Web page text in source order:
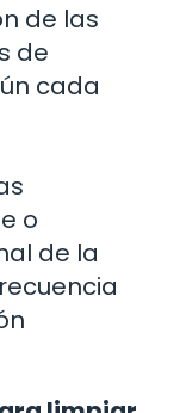
de las
de
cada
o
de la